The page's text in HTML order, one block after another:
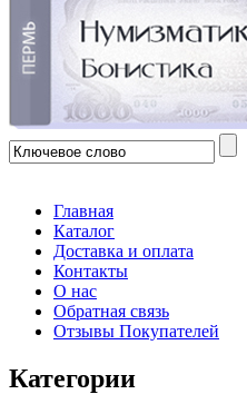
Главная
Каталог
Доставка и оплата
Контакты
О нас
Обратная связь
Отзывы Покупателей
Категории